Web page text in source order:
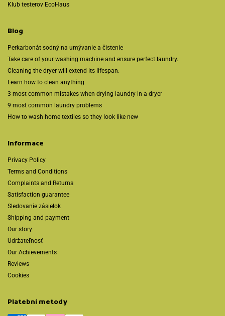
Klub testerov EcoHaus
Blog
Perkarbonát sodný na umývanie a čistenie
Take care of your washing machine and ensure perfect laundry.
Cleaning the dryer will extend its lifespan.
Learn how to clean anything
3 most common mistakes when drying laundry in a dryer
9 most common laundry problems
How to wash home textiles so they look like new
Informace
Privacy Policy
Terms and Conditions
Complaints and Returns
Satisfaction guarantee
Sledovanie zásielok
Shipping and payment
Our story
Udržateľnosť
Our Achievements
Reviews
Cookies
Platební metody